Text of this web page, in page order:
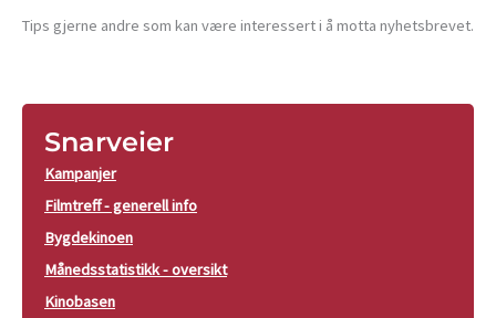
Tips gjerne andre som kan være interessert i å motta nyhetsbrevet.
Snarveier
Kampanjer
Filmtreff - generell info
Bygdekinoen
Månedsstatistikk - oversikt
Kinobasen